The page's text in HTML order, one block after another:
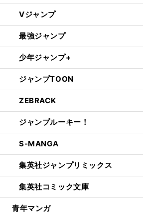
Vジャンプ
最強ジャンプ
少年ジャンプ+
ジャンプTOON
ZEBRACK
ジャンプルーキー！
S-MANGA
集英社ジャンプリミックス
集英社コミック文庫
青年マンガ